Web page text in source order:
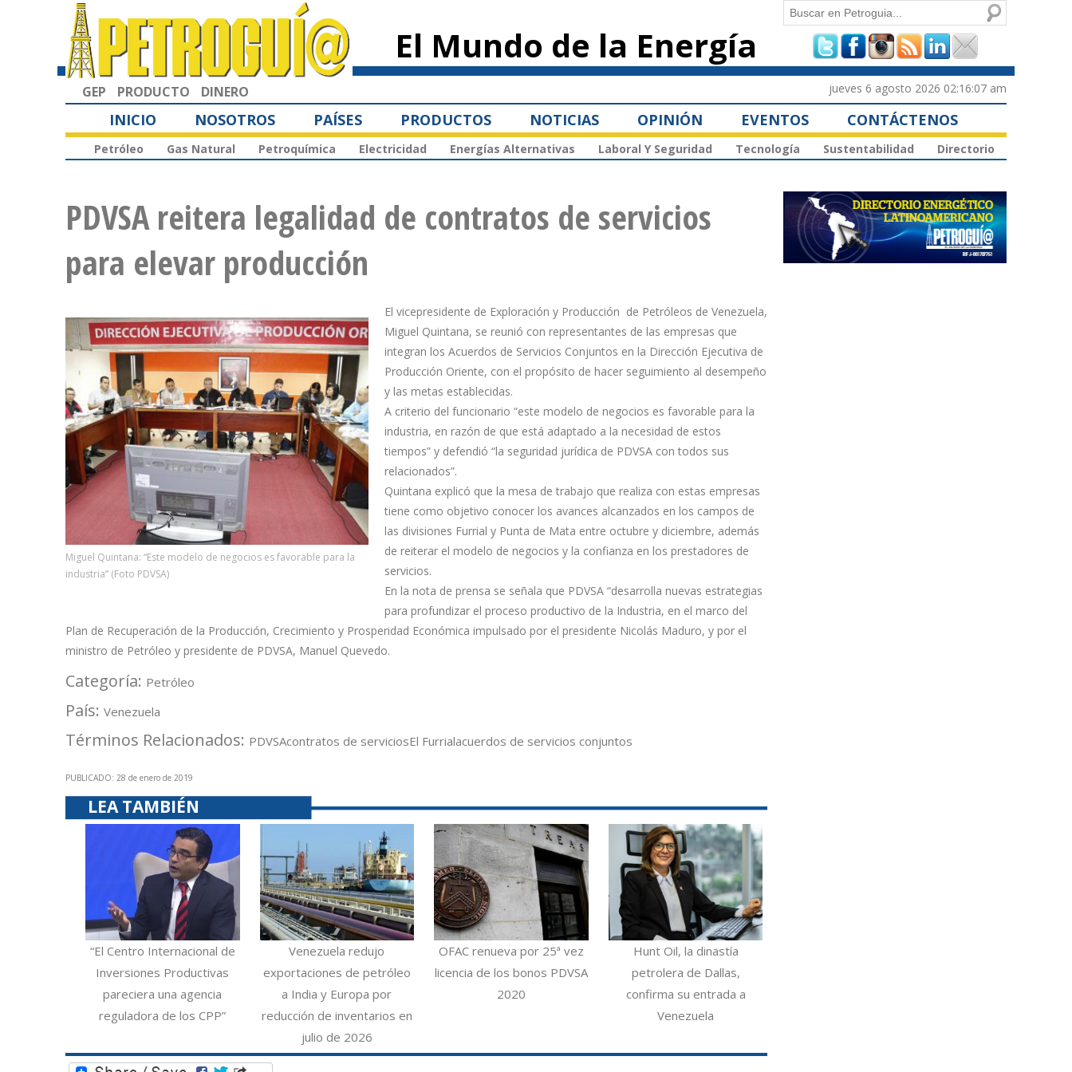
principal
El Mundo de la Energía
Formulario de
búsqueda
Buscar
GEP PRODUCTO DINERO jueves 6 agosto 2026 02:16:07 am
INICIO NOSOTROS PAÍSES PRODUCTOS NOTICIAS OPINIÓN EVENTOS CONTÁCTENOS
Petróleo Gas Natural Petroquímica Electricidad Energías Alternativas Laboral Y Seguridad Tecnología Sustentabilidad Directorio
PDVSA reitera legalidad de contratos de servicios
para elevar producción
Miguel Quintana: “Este modelo de negocios es favorable para la
industria” (Foto PDVSA)
El vicepresidente de Exploración y Producción de Petróleos de Venezuela,
Miguel Quintana, se reunió con representantes de las empresas que
integran los Acuerdos de Servicios Conjuntos en la Dirección Ejecutiva de
Producción Oriente, con el propósito de hacer seguimiento al desempeño
y las metas establecidas.
A criterio del funcionario “este modelo de negocios es favorable para la
industria, en razón de que está adaptado a la necesidad de estos
tiempos” y defendió “la seguridad jurídica de PDVSA con todos sus
relacionados”.
Quintana explicó que la mesa de trabajo que realiza con estas empresas
tiene como objetivo conocer los avances alcanzados en los campos de
las divisiones Furrial y Punta de Mata entre octubre y diciembre, además
de reiterar el modelo de negocios y la confianza en los prestadores de
servicios.
En la nota de prensa se señala que PDVSA “desarrolla nuevas estrategias
para profundizar el proceso productivo de la Industria, en el marco del
Plan de Recuperación de la Producción, Crecimiento y Prosperidad Económica impulsado por el presidente Nicolás Maduro, y por el
ministro de Petróleo y presidente de PDVSA, Manuel Quevedo.
Categoría: Petróleo
País: Venezuela
Términos Relacionados: PDVSAcontratos de serviciosEl Furrialacuerdos de servicios conjuntos
PUBLICADO: 28 de enero de 2019
LEA TAMBIÉN
“El Centro Internacional de
Inversiones Productivas
pareciera una agencia
reguladora de los CPP”
Venezuela redujo
exportaciones de petróleo
a India y Europa por
reducción de inventarios en
julio de 2026
OFAC renueva por 25ª vez
licencia de los bonos PDVSA
2020
Hunt Oil, la dinastía
petrolera de Dallas,
confirma su entrada a
Venezuela